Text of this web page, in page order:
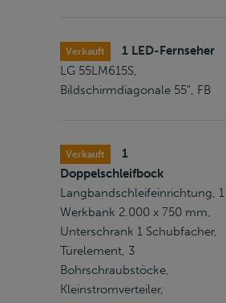
Verkauft
1 LED-Fernseher
LG 55LM615S,
Bildschirmdiagonale 55", FB
Verkauft
1
Doppelschleifbock
Langbandschleifeinrichtung, 1
Werkbank 2.000 x 750 mm,
Unterschrank 1 Schubfacher,
Türelement, 3
Bohrschraubstöcke,
Kleinstromverteiler,